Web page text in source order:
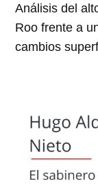
Análisis del
Roo frente a
cambios